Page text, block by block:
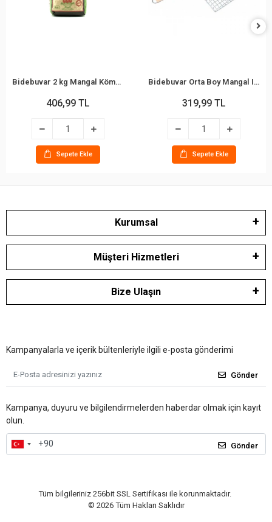
Bidebuvar 2 kg Mangal Kömürü - Çıra Hediyeli - Meşe Kömürü
406,99 TL
Sepete Ekle
Bidebuvar Orta Boy Mangal Izgarası - 40x30 cm - Ahşap Saplı
319,99 TL
Sepete Ekle
Kurumsal
Müşteri Hizmetleri
Bize Ulaşın
Kampanyalarla ve içerik bültenleriyle ilgili e-posta gönderimi
Gönder
Kampanya, duyuru ve bilgilendirmelerden haberdar olmak için kayıt
olun.
Gönder
Tüm bilgileriniz 256bit SSL Sertifikası ile korunmaktadır.
© 2026 Tüm Hakları Saklıdır